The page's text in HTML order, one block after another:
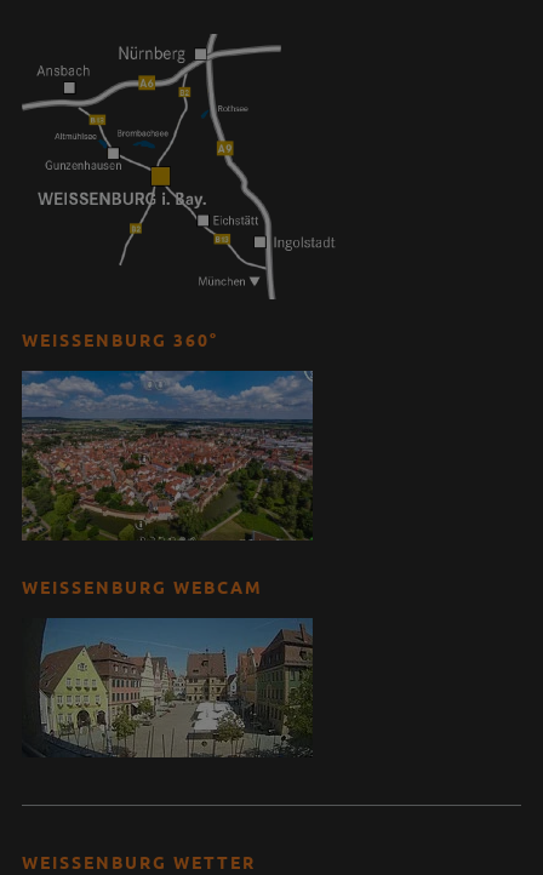
WEISSENBURG 360°
WEISSENBURG WEBCAM
WEISSENBURG WETTER